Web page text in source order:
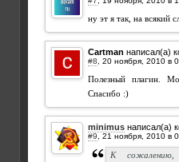
ну эт я так, на всякий
Cartman написал(а)
#8
Полезный плагин.
Спасибо :)
minimus написал(а)
#9
К